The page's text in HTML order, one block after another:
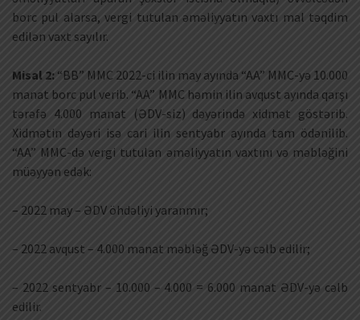
borc pul alarsa, vergi tutulan əməliyyatın vaxtı mal təqdim
edilən vaxt sayılır.
Misal 2: “BB” MMC 2022-ci ilin may ayında “AA” MMC-yə 10.000
manat borc pul verib. “AA” MMC həmin ilin avqust ayında qarşı
tərəfə 4.000 manat (ƏDV-siz) dəyərində xidmət göstərib.
Xidmətin dəyəri isə cari ilin sentyabr ayında tam ödənilib.
“AA” MMC-də vergi tutulan əməliyyatın vaxtını və məbləğini
müəyyən edək:
– 2022 may – ƏDV öhdəliyi yaranmır;
– 2022 avqust – 4.000 manat məbləğ ƏDV-yə cəlb edilir;
– 2022 sentyabr – 10.000 – 4.000 = 6.000 manat ƏDV-yə cəlb
edilir.